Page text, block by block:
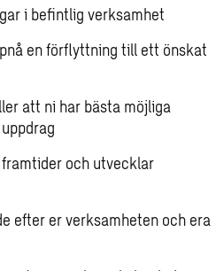
i befintlig verksamhet
en förflyttning till ett önskat
att ni har bästa möjliga
och utvecklar
efter er verksamheten och era